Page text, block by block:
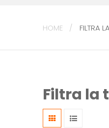
HOME FILTRA
Filtra la